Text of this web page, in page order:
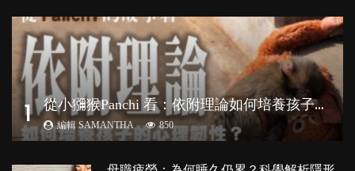
1 從
小獼猴Panchi 看：依附理論如何培養孩子心理韌性？
編輯 SAMANTHA 850